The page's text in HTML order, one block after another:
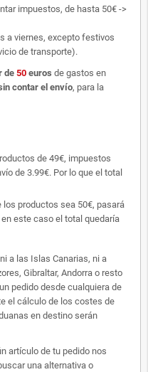
impuestos, de hasta 50€ ->
a viernes, excepto festivos
de transporte).
de 50 euros de gastos en
contar el envío, para la
de 49€, impuestos
de 3.99€. Por lo que el total
los productos sea 50€, pasará
este caso el total quedaría
a las Islas Canarias, ni a
Gibraltar, Andorra o resto
pedido desde cualquiera de
el cálculo de los costes de
en destino serán
artículo de tu pedido nos
una alternativa o